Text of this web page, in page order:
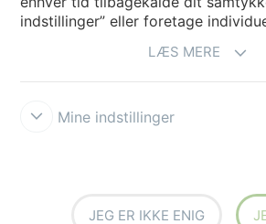
indstillinger” eller foretage
LÆS MERE
Mine indstillinger
JEG ER IKKE ENIG